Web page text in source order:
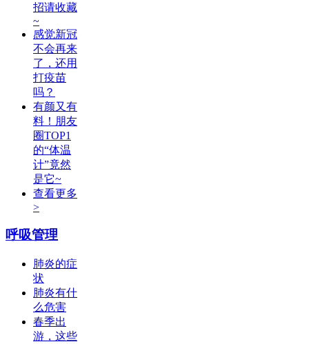
招请收藏
~
感觉新冠
不会再来
了，还用
打疫苗
吗？
有颜又有
料！朋友
圈TOP1
的“体温
计”竟然
是它~
查看更多
>
呼吸管理
肺炎的症
状
肺炎有什
么危害
春季出
游，这些